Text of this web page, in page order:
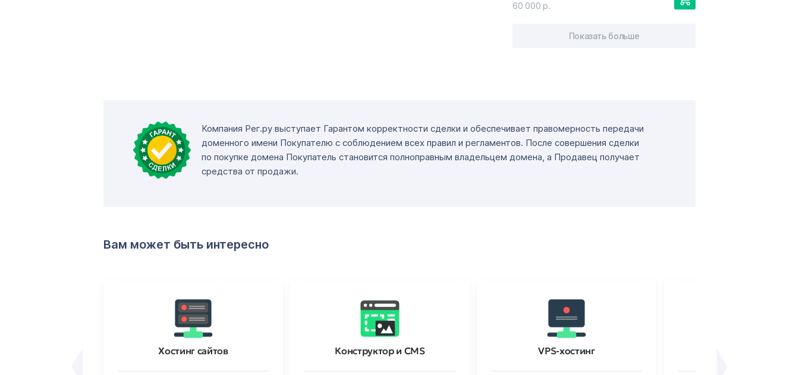
60 000 р.
Показать больше
Компания Рег.ру выступает Гарантом корректности сделки и обеспечивает правомерность передачи
доменного имени Покупателю с соблюдением всех правил и регламентов. После совершения сделки
по покупке домена Покупатель становится полноправным владельцем домена, а Продавец получает
средства от продажи.
Вам может быть интересно
Хостинг сайтов Конструктор и CMS VPS-хостинг